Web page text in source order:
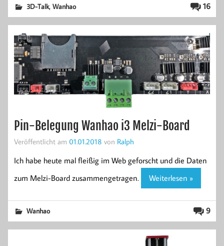
16
3D-Talk,Wanhao
Pin-Belegung Wanhao i3 Melzi-Board
Veröffentlicht am 01.01.2018 von Ralph
Ich habe heute mal fleißig im Web geforscht und die Daten
zum Melzi-Board zusammengetragen.
Weiterlesen »
9
Wanhao